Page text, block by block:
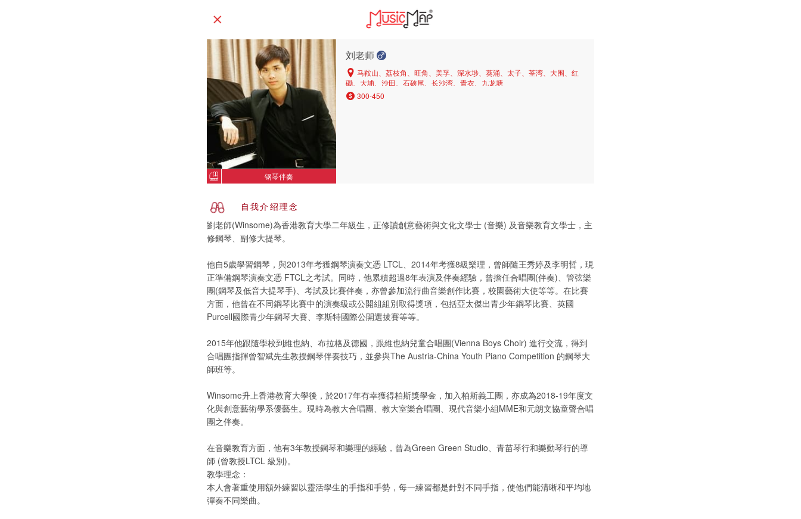
钢琴伴奏
刘老师
马鞍山、荔枝角、旺角、美孚、深水埗、葵涌、太子、荃湾、大围、红
磡、大埔、沙田、石硖尾、长沙湾、青衣、九龙塘
300-450
自我介绍理念
劉老師(Winsome)為香港教育大學二年級生，正修讀創意藝術與文化文學士 (音樂) 及音樂教育文學士，主
修鋼琴、副修大提琴。
他自5歲學習鋼琴，與2013年考獲鋼琴演奏文憑 LTCL、2014年考獲8級樂理，曾師隨王秀婷及李明哲，現
正準備鋼琴演奏文憑 FTCL之考試。同時，他累積超過8年表演及伴奏經驗，曾擔任合唱團(伴奏)、管弦樂
團(鋼琴及低音大提琴手)、考試及比賽伴奏，亦曾參加流行曲音樂創作比賽，校園藝術大使等等。在比賽
方面，他曾在不同鋼琴比賽中的演奏級或公開組組別取得獎項，包括亞太傑出青少年鋼琴比賽、英國
Purcell國際青少年鋼琴大賽、李斯特國際公開選拔賽等等。
2015年他跟隨學校到維也納、布拉格及德國，跟維也納兒童合唱團(Vienna Boys Choir) 進行交流，得到
合唱團指揮曾智斌先生教授鋼琴伴奏技巧，並參與The Austria-China Youth Piano Competition 的鋼琴大
師班等。
Winsome升上香港教育大學後，於2017年有幸獲得柏斯獎學金，加入柏斯義工團，亦成為2018-19年度文
化與創意藝術學系優藝生。現時為教大合唱團、教大室樂合唱團、現代音樂小組MME和元朗文協童聲合唱
團之伴奏。
在音樂教育方面，他有3年教授鋼琴和樂理的經驗，曾為Green Green Studio、青苗琴行和樂動琴行的導
師 (曾教授LTCL 級別)。
教學理念：
本人會著重使用額外練習以靈活學生的手指和手勢，每一練習都是針對不同手指，使他們能清晰和平均地
彈奏不同樂曲。